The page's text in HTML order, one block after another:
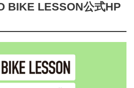
BIKE LESSON公式HP